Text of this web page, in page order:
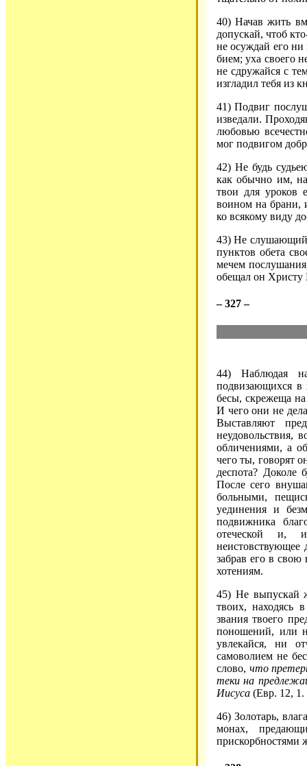
40) Начав жить
допускай, чтоб
не осуждай его
бием; уха своего
не сдружайся с
изгладил тебя из
41) Подвиг
изведали.
любовью
мог подвигом
42) Не будь
как обычно им,
твои для уроков
воином на брани,
ко всякому виду
43) Не слушающий
пунктов обета
мечем
обещал он Христу
– 327 –
44) Наблюдая
подвизающихся в
бесы, скрежеща
И чего они не
Выставляют
неудовольствия,
обличениями, а
чего ты, говорят
деспота? Доколе
После сего
больными,
уединения и
подвижника
отеческой и,
забрав его в свою
хотениям.
45) Не выпускай
твоих, находясь
звания твоего
поношений, или
увлекайся, ни
самоволием не
слово, что
теки на
Иисуса (Евр. 12, 1.
46) Золотарь,
монах,
прискорбностями